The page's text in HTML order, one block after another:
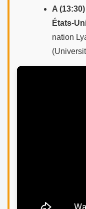
A
États-
nation